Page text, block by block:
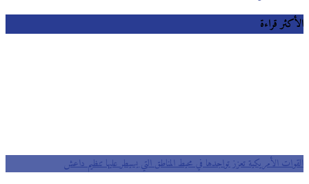
الأكثر قراءة
القوات الأمريكية تعزز تواجدها في محيط المناطق التي يسيطر عليها تنظيم داعش